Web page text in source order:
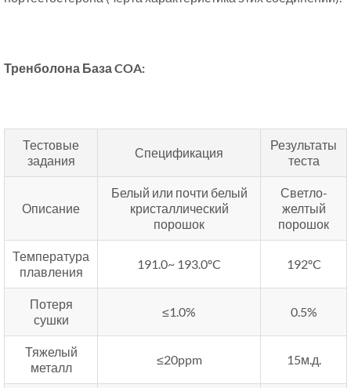
Тренболона База COA:
Тестовые
задания
Спецификация
Результаты
теста
Описание
Белый или почти белый
кристаллический
порошок
Светло-
желтый
порошок
Температура
плавления
191.0~ 193.0ºC 192ºC
Потеря
сушки
≤1.0% 0.5%
Тяжелый
металл
≤20ppm 15м.д.